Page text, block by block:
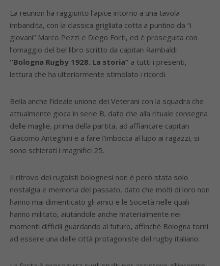
La reunion ha raggiunto l’apice intorno a una tavola
imbandita, con la classica grigliata cotta a puntino da “i
giovani” Marco Pezzi e Diego Forti, ed è proseguita con
l’omaggio del bel libro scritto da capitan Rambaldi
“Bologna Rugby 1928. La storia” a tutti i presenti,
lettura che ha ulteriormente stimolato i ricordi.
Bella anche l’ideale unione dei Veterani con la squadra che
attualmente gioca in serie B, dato che alla rituale consegna
delle maglie, prima della partita, ad affiancare capitan
Giacomo Anteghini e a fare l’imbocca al lupo ai ragazzi, si
sono schierati i magnifici 25.
Il ritrovo dei rugbisti bolognesi non è però stata solo
nostalgia e memoria del passato, dato che molti di loro non
hanno mai dimenticato gli amici e le Società nelle quali
hanno militato, aiutandole anche materialmente nei
momenti difficili guardando al futuro, affinché Bologna torni
ad essere una delle città protagoniste del rugby italiano.